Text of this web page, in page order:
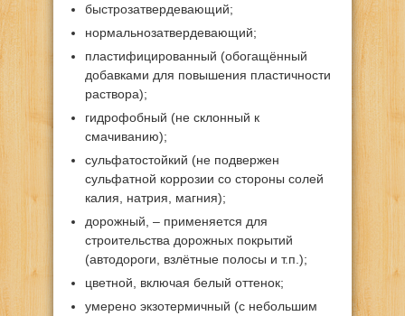
быстрозатвердевающий;
нормальнозатвердевающий;
пластифицированный (обогащённый
добавками для повышения пластичности
раствора);
гидрофобный (не склонный к
смачиванию);
сульфатостойкий (не подвержен
сульфатной коррозии со стороны солей
калия, натрия, магния);
дорожный, – применяется для
строительства дорожных покрытий
(автодороги, взлётные полосы и т.п.);
цветной, включая белый оттенок;
умерено экзотермичный (с небольшим